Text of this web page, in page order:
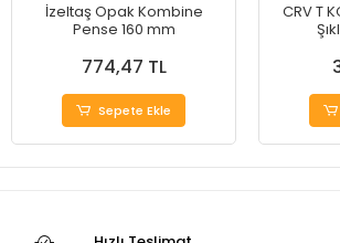
İzeltaş Opak Kombine
Pense 160 mm
774,47 TL
Sepete Ekle
CRV T